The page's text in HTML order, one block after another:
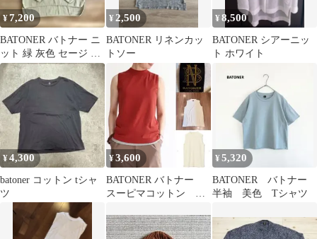
¥7,200
BATONER バトナー ニ
ット 緑 灰色 セージ グ
リーン 長袖 ウール
¥2,500
BATONER リネンカッ
トソー
¥8,500
BATONER シアーニッ
ト ホワイト
¥4,300
batoner コットン tシャ
ツ
¥3,600
BATONER バトナー
スーピマコットン ツ
ット オフ白
¥5,320
BATONER バトナー
半袖 美色 Tシャツ